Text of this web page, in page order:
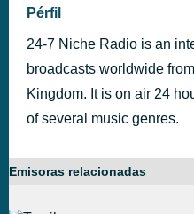
Pérfil
24-7 Niche Radio is an
broadcasts worldwide
Kingdom. It is on air 24
of several music genres.
Emisoras relacionadas